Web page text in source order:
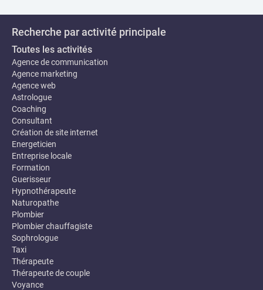
Recherche par activité principale
Toutes les activités
Agence de communication
Agence marketing
Agence web
Astrologue
Coaching
Consultant
Création de site internet
Energeticien
Entreprise locale
Formation
Guerisseur
Hypnothérapeute
Naturopathe
Plombier
Plombier chauffagiste
Sophrologue
Taxi
Thérapeute
Thérapeute de couple
Voyance